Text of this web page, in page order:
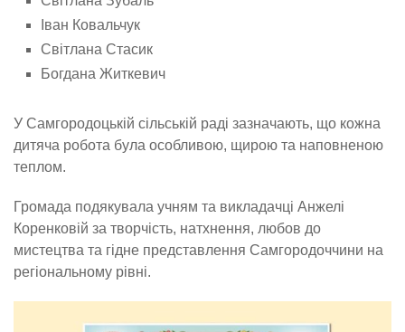
Іван Ковальчук
Світлана Стасик
Богдана Житкевич
У Самгородоцькій сільській раді зазначають, що кожна
дитяча робота була особливою, щирою та наповненою
теплом.
Громада подякувала учням та викладачці Анжелі
Коренковій за творчість, натхнення, любов до
мистецтва та гідне представлення Самгородоччини на
регіональному рівні.